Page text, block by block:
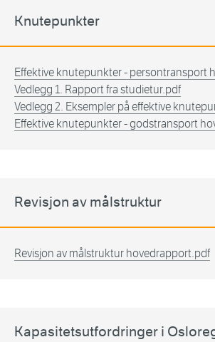
Knutepunkter
Effektive knutepunkter - persontransport
Vedlegg 1. Rapport fra studietur.pdf
Vedlegg 2. Eksempler på effektive
Effektive knutepunkter - godstransport
Revisjon av målstruktur
Revisjon av målstruktur hovedrapport.pdf
Kapasitetsutfordringer i